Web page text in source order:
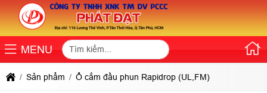
MENU
Sản phẩm Ổ cắm đầu phun Rapidrop (UL,FM)